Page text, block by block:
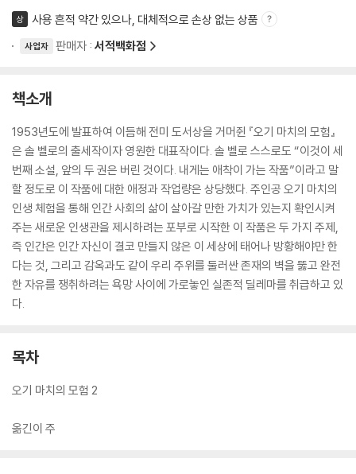
상 사용 흔적 약간 있으나, 대체적으로 손상 없는 상품
사업자 판매자 : 서적백화점
책소개
1953년도에 발표하여 이듬해 전미 도서상을 거머쥔 『오기 마치의 모험』
은 솔 벨로의 출세작이자 영원한 대표작이다. 솔 벨로 스스로도 “이것이 세
번째 소설, 앞의 두 권은 버린 것이다. 내게는 애착이 가는 작품”이라고 말
할 정도로 이 작품에 대한 애정과 작업량은 상당했다. 주인공 오기 마치의
인생 체험을 통해 인간 사회의 삶이 살아갈 만한 가치가 있는지 확인시켜
주는 새로운 인생관을 제시하려는 포부로 시작한 이 작품은 두 가지 주제,
즉 인간은 인간 자신이 결코 만들지 않은 이 세상에 태어나 방황해야만 한
다는 것, 그리고 감옥과도 같이 우리 주위를 둘러싼 존재의 벽을 뚫고 완전
한 자유를 쟁취하려는 욕망 사이에 가로놓인 실존적 딜레마를 취급하고 있
다.
목차
오기 마치의 모험 2
옮긴이 주